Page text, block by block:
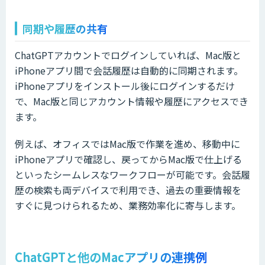
同期や履歴の共有
ChatGPTアカウントでログインしていれば、Mac版と
iPhoneアプリ間で会話履歴は自動的に同期されます。
iPhoneアプリをインストール後にログインするだけ
で、Mac版と同じアカウント情報や履歴にアクセスでき
ます。
例えば、オフィスではMac版で作業を進め、移動中に
iPhoneアプリで確認し、戻ってからMac版で仕上げる
といったシームレスなワークフローが可能です。会話履
歴の検索も両デバイスで利用でき、過去の重要情報を
すぐに見つけられるため、業務効率化に寄与します。
ChatGPTと他のMacアプリの連携例